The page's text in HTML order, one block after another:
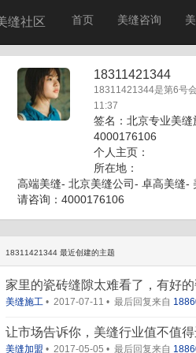
缝社区 首页 美缝咨询
18311421344
18311421344是第6号
11:37
签名：北京专业美缝
4000176106
个人主页：
所在地：
高端美缝- 北京美缝公司- 卓高美缝-
请咨询：4000176106
18311421344 最近创建的主题
家里的瓷砖缝隙太难看了，有好
美缝施工 • 2017-07-11 • 最后回复来自
让市场告诉你，美缝行业值不值得
美缝加盟 • 2017-05-05 • 最后回复来自